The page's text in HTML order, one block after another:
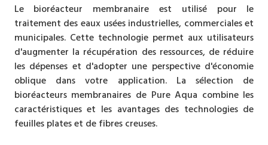
Le bioréacteur membranaire est utilisé pour le
traitement des eaux usées industrielles, commerciales et
municipales. Cette technologie permet aux utilisateurs
d'augmenter la récupération des ressources, de réduire
les dépenses et d'adopter une perspective d'économie
oblique dans votre application. La sélection de
bioréacteurs membranaires de Pure Aqua combine les
caractéristiques et les avantages des technologies de
feuilles plates et de fibres creuses.